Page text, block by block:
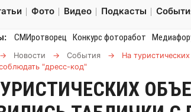
Фото Видео Подкасты
СМИротворец Конкурс фоторабот
→ Новости → События →
На
"дресс-код"